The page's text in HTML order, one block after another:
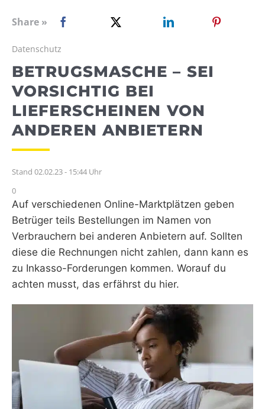
WEBRADIO
Share »
Datenschutz
BETRUGSMASCHE – SEI
VORSICHTIG BEI
LIEFERSCHEINEN VON
ANDEREN ANBIETERN
Stand 02.02.23 - 15:44 Uhr
0
Auf verschiedenen Online-Marktplätzen geben
Betrüger teils Bestellungen im Namen von
Verbrauchern bei anderen Anbietern auf. Sollten
diese die Rechnungen nicht zahlen, dann kann es
zu Inkasso-Forderungen kommen. Worauf du
achten musst, das erfährst du hier.